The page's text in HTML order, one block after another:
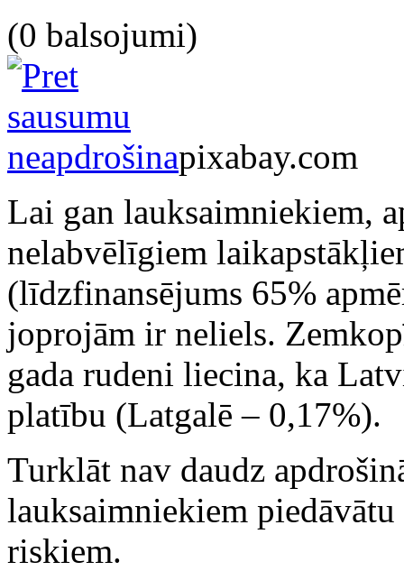
(0 balsojumi)
pixabay.com
Lai gan lauksaimniekiem,
nelabvēlīgiem
(līdzfinansējums 65%
joprojām ir neliels.
gada rudeni liecina, ka
platību (Latgalē – 0,17%).
Turklāt nav daudz
lauksaimniekiem
riskiem.